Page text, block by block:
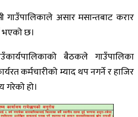
गाउँपालिकाले असार मसान्तबाट करार
भएको छ।
बैठकले गाउँपालिका
कर्मचारीको म्याद थप नगर्ने र हाजिर
गरेको हो।